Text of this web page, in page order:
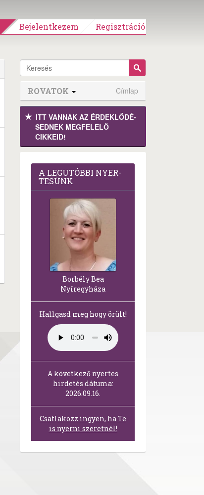
Bejelentkezem Regisztráció
ROVATOK Címlap
ITT VANNAK AZ ÉRDEK­LŐDÉ­
SEDNEK MEGFE­LELŐ
CIKKEID!
A LEG­U­TÓB­BI NYER­
TE­SÜNK
Borbély Bea
Nyíregyháza
Hallgasd meg hogy örült!
A következő nyertes
hirdetés dátuma:
2026.09.16.
Csatlakozz ingyen, ha Te
is nyerni szeretnél!